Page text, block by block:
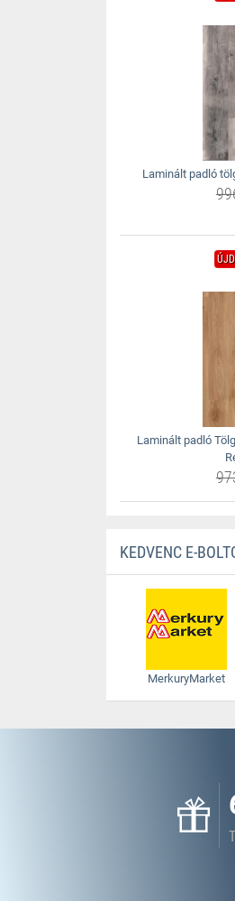
Laminált padló
Laminált padló
KEDVENC E-
MerkuryMarket